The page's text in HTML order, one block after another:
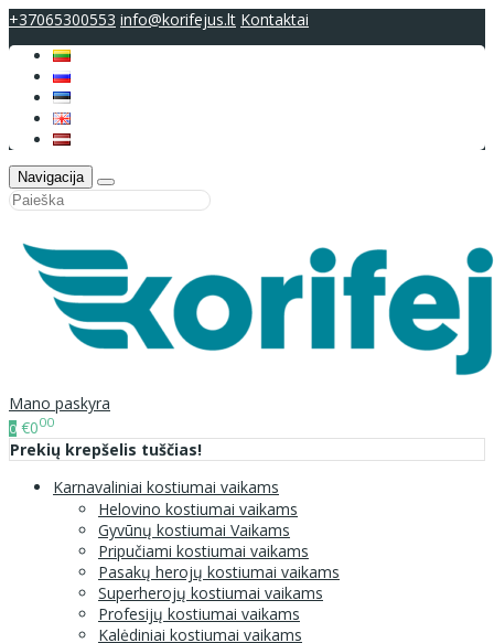
+37065300553 info@korifejus.lt Kontaktai
Navigacija
Mano paskyra
0 €000
Prekių krepšelis tuščias!
Karnavaliniai kostiumai vaikams
Helovino kostiumai vaikams
Gyvūnų kostiumai Vaikams
Pripučiami kostiumai vaikams
Pasakų herojų kostiumai vaikams
Superherojų kostiumai vaikams
Profesijų kostiumai vaikams
Kalėdiniai kostiumai vaikams